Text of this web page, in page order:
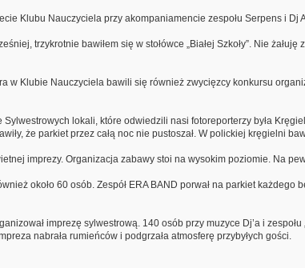
Klubu Nauczyciela przy akompaniamencie zespołu Serpens i
trzykrotnie bawiłem się w stołówce „Białej Szkoły”. Nie
w Klubie Nauczyciela bawili się również zwycięzcy konkursu
lokali, które odwiedzili nasi fotoreporterzy była
że parkiet przez całą noc nie pustoszał. W polickiej kręgielni
imprezy. Organizacja zabawy stoi na wysokim poziomie. Na
około 60 osób. Zespół ERA BAND porwał na parkiet
imprezę sylwestrową. 140 osób przy muzyce Dj’a i
nabrała rumieńców i podgrzała atmosferę przybyłych gości.